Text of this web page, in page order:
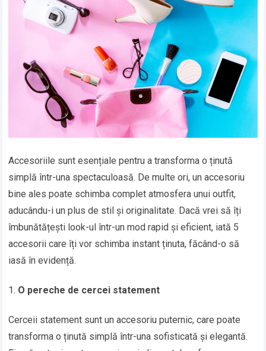
Accesoriile sunt esențiale pentru a transforma o ținută
simplă într-una spectaculoasă. De multe ori, un accesoriu
bine ales poate schimba complet atmosfera unui outfit,
aducându-i un plus de stil și originalitate. Dacă vrei să îți
îmbunătățești look-ul într-un mod rapid și eficient, iată 5
accesorii care îți vor schimba instant ținuta, făcând-o să
iasă în evidență.
O pereche de cercei statement
Cerceii statement sunt un accesoriu puternic, care poate
transforma o ținută simplă într-una sofisticată și elegantă.